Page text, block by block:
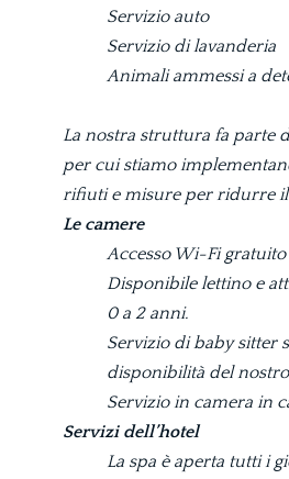
Servizio auto
Servizio di lavanderia
Animali ammessi a
La nostra struttura fa parte
per cui stiamo
rifiuti e misure per ridurre il
Le camere
Accesso Wi-Fi gratuito
Disponibile lettino e
0 a 2 anni.
Servizio di baby sitter
disponibilità del
Servizio in camera in
Servizi dell’hotel
La spa è aperta tutti i